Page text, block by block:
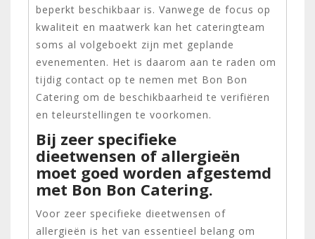
beperkt beschikbaar is. Vanwege de focus op
kwaliteit en maatwerk kan het cateringteam
soms al volgeboekt zijn met geplande
evenementen. Het is daarom aan te raden om
tijdig contact op te nemen met Bon Bon
Catering om de beschikbaarheid te verifiëren
en teleurstellingen te voorkomen.
Bij zeer specifieke
dieetwensen of allergieën
moet goed worden afgestemd
met Bon Bon Catering.
Voor zeer specifieke dieetwensen of
allergieën is het van essentieel belang om